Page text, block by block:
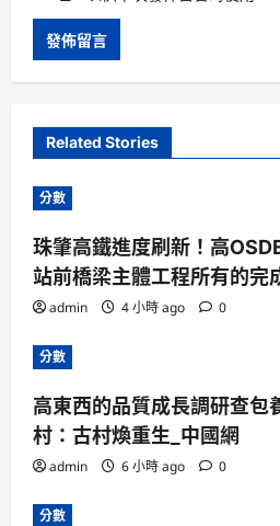
Related Stories
分數
珠肇高鐵進度刷新！高
站前橋梁主體工程所有的完
admin 4 小時 ago 0
分數
高東西的品質成長調研查包
村：古村煥重生_中國網
admin 6 小時 ago 0
分數